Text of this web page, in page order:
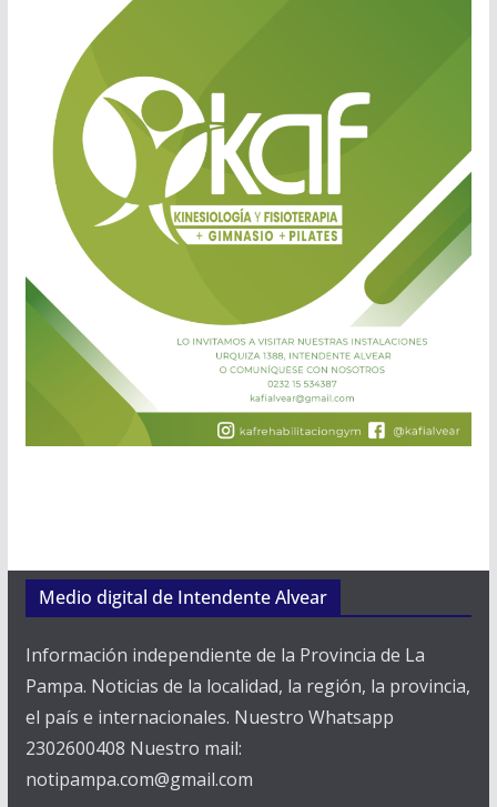
Medio digital de Intendente Alvear
Información independiente de la Provincia de La
Pampa. Noticias de la localidad, la región, la provincia,
el país e internacionales. Nuestro Whatsapp
2302600408 Nuestro mail:
notipampa.com@gmail.com